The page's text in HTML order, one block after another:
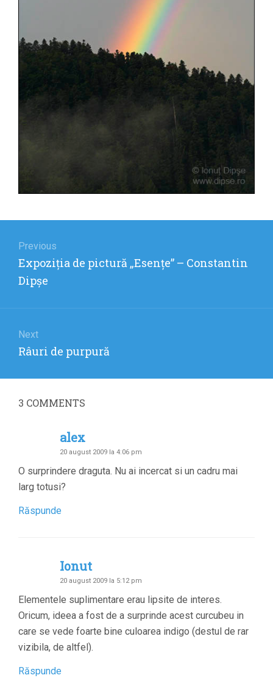
articole
Previous
Previous
post:
Expoziţia de pictură „Esenţe” – Constantin
Dipşe
Next
Next
Râuri de purpură
3 COMMENTS
alex
20 august 2009 la 4:06 pm
O surprindere draguta. Nu ai incercat si un cadru mai
larg totusi?
Răspunde
Ionut
20 august 2009 la 5:12 pm
Elementele suplimentare erau lipsite de interes.
Oricum, ideea a fost de a surprinde acest curcubeu in
care se vede foarte bine culoarea indigo (destul de rar
vizibila, de altfel).
Răspunde